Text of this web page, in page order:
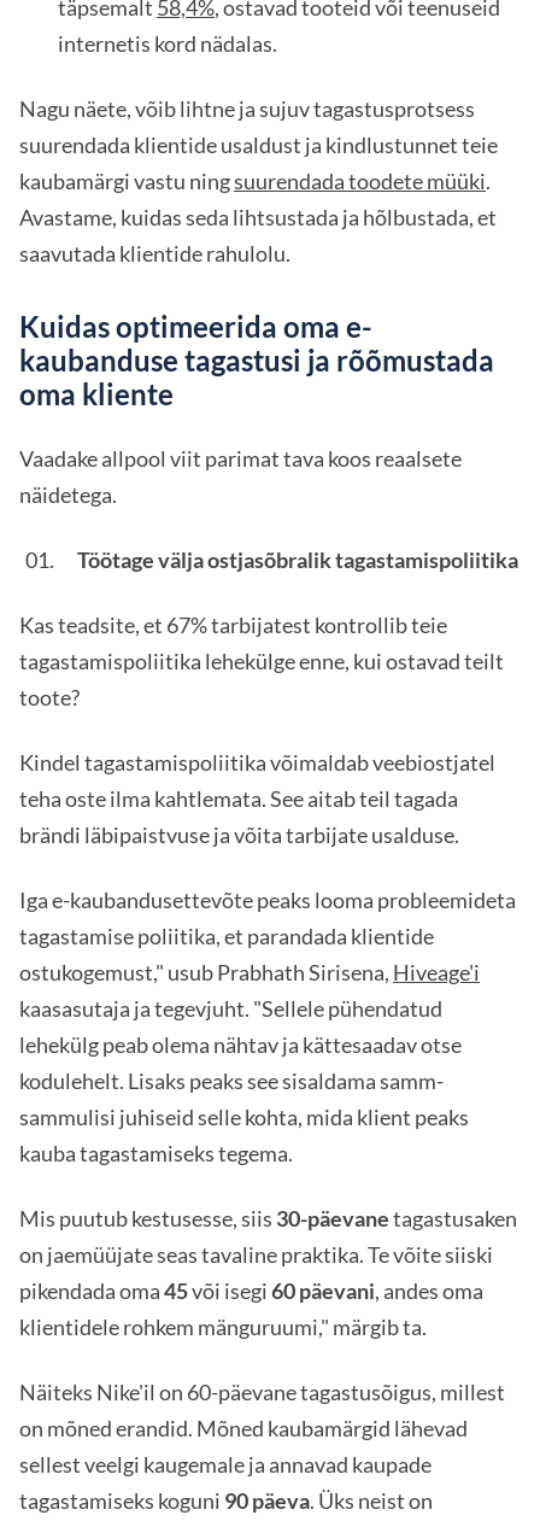
täpsemalt 58,4%, ostavad tooteid või teenuseid
internetis kord nädalas.
Nagu näete, võib lihtne ja sujuv tagastusprotsess
suurendada klientide usaldust ja kindlustunnet teie
kaubamärgi vastu ningsuurendada toodete müüki.
Avastame, kuidas seda lihtsustada ja hõlbustada, et
saavutada klientide rahulolu.
Kuidas optimeerida oma e-
kaubanduse tagastusi ja rõõmustada
oma kliente
Vaadake allpool viit parimat tava koos reaalsete
näidetega.
Töötage välja ostjasõbralik tagastamispoliitika
Kas teadsite, et 67% tarbijatest kontrollib teie
tagastamispoliitika lehekülge enne, kui ostavad teilt
toote?
Kindel tagastamispoliitika võimaldab veebiostjatel
teha oste ilma kahtlemata. See aitab teil tagada
brändi läbipaistvuse ja võita tarbijate usalduse.
Iga e-kaubandusettevõte peaks looma probleemideta
tagastamise poliitika, et parandada klientide
ostukogemust," usub Prabhath Sirisena, Hiveage'i
kaasasutaja ja tegevjuht. "Sellele pühendatud
lehekülg peab olema nähtav ja kättesaadav otse
kodulehelt. Lisaks peaks see sisaldama samm-
sammulisi juhiseid selle kohta, mida klient peaks
kauba tagastamiseks tegema.
Mis puutub kestusesse, siis 30-päevanetagastusaken
on jaemüüjate seas tavaline praktika. Te võite siiski
pikendada oma45või isegi60 päevani, andes oma
klientidele rohkem mänguruumi," märgib ta.
Näiteks Nike'il on 60-päevane tagastusõigus, millest
on mõned erandid. Mõned kaubamärgid lähevad
sellest veelgi kaugemale ja annavad kaupade
tagastamiseks koguni 90 päeva. Üks neist on